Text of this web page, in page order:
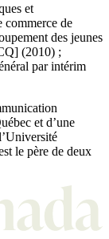
et
commerce de
des jeunes
(2010) ;
par intérim
et d’une
le père de deux